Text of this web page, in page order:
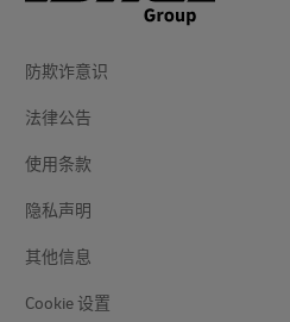
防欺诈意识
法律公告
使用条款
隐私声明
其他信息
Cookie 设置